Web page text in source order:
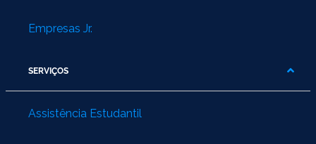
Empresas Jr.
SERVIÇOS
Assistência Estudantil